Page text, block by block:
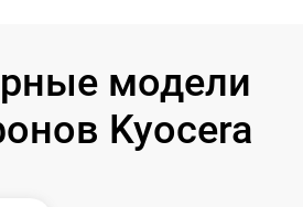
модели
Kyocera